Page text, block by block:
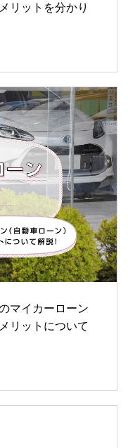
リットを分かり
マイカーローン
リットについて